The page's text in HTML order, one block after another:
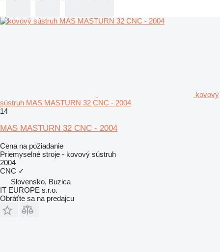
kovový
sústruh MAS MASTURN 32 CNC - 2004
14
MAS MASTURN 32 CNC - 2004
Cena na požiadanie
Priemyselné stroje - kovový sústruh
2004
CNC ✓
Slovensko, Buzica
IT EUROPE s.r.o.
Obráťte sa na predajcu